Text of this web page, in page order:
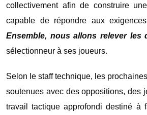
collectivement afin de construire
capable de répondre aux
Ensemble, nous allons relever les
sélectionneur à ses joueurs.
Selon le staff technique, les
soutenues avec des oppositions, des
travail tactique approfondi destiné à